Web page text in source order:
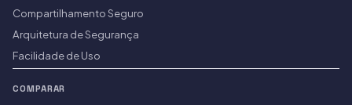
Compartilhamento Seguro
Arquitetura de Segurança
Facilidade de Uso
COMPARAR